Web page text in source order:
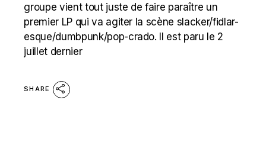
groupe vient tout juste de faire paraître un
premier LP qui va agiter la scène slacker/fidlar-
esque/dumbpunk/pop-crado. Il est paru le 2
juillet dernier
SHARE